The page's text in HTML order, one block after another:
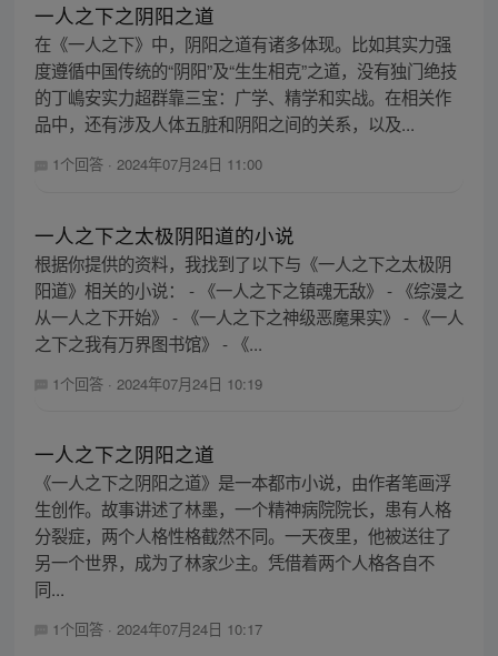
一人之下之阴阳之道
在《一人之下》中，阴阳之道有诸多体现。比如其实力强
度遵循中国传统的“阴阳”及“生生相克”之道，没有独门绝技
的丁嶋安实力超群靠三宝：广学、精学和实战。在相关作
品中，还有涉及人体五脏和阴阳之间的关系，以及...
1个回答 · 2024年07月24日 11:00
一人之下之太极阴阳道的小说
根据你提供的资料，我找到了以下与《一人之下之太极阴
阳道》相关的小说： - 《一人之下之镇魂无敌》 - 《综漫之
从一人之下开始》 - 《一人之下之神级恶魔果实》 - 《一人
之下之我有万界图书馆》 - 《...
1个回答 · 2024年07月24日 10:19
一人之下之阴阳之道
《一人之下之阴阳之道》是一本都市小说，由作者笔画浮
生创作。故事讲述了林墨，一个精神病院院长，患有人格
分裂症，两个人格性格截然不同。一天夜里，他被送往了
另一个世界，成为了林家少主。凭借着两个人格各自不
同...
1个回答 · 2024年07月24日 10:17